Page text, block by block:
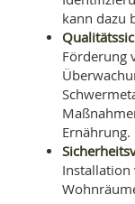
kann dazu
Förderung
Ernährung.
Installation